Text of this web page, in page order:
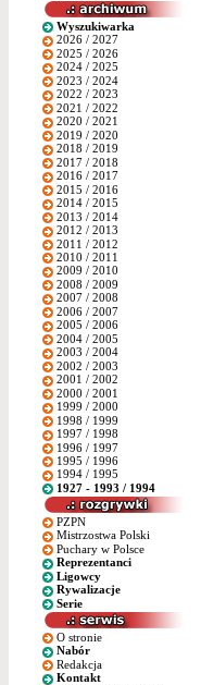
Wyszukiwarka
2026 / 2027
2025 / 2026
2024 / 2025
2023 / 2024
2022 / 2023
2021 / 2022
2020 / 2021
2019 / 2020
2018 / 2019
2017 / 2018
2016 / 2017
2015 / 2016
2014 / 2015
2013 / 2014
2012 / 2013
2011 / 2012
2010 / 2011
2009 / 2010
2008 / 2009
2007 / 2008
2006 / 2007
2005 / 2006
2004 / 2005
2003 / 2004
2002 / 2003
2001 / 2002
2000 / 2001
1999 / 2000
1998 / 1999
1997 / 1998
1996 / 1997
1995 / 1996
1994 / 1995
1927 - 1993 / 1994
PZPN
Mistrzostwa Polski
Puchary w Polsce
Reprezentanci
Ligowcy
Rywalizacje
Serie
O stronie
Nabór
Redakcja
Kontakt